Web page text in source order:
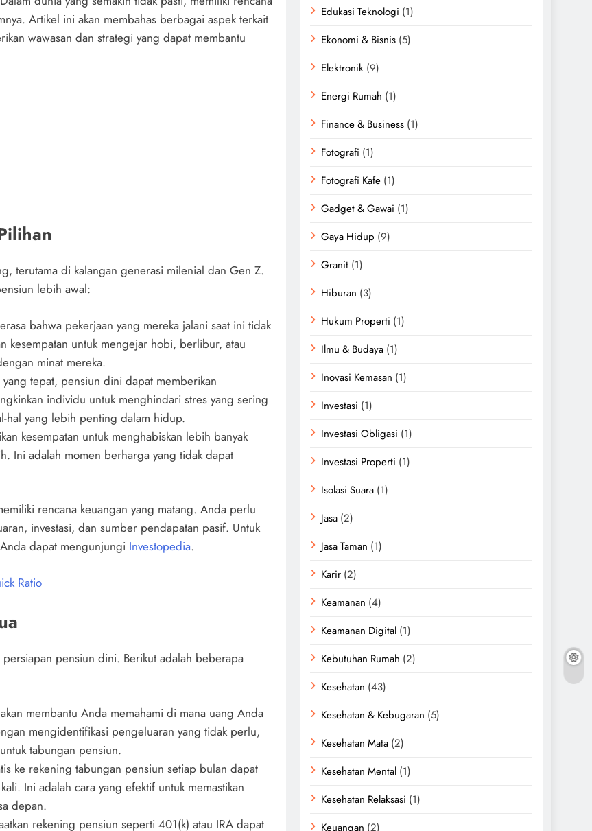
Artikel ini akan membahas berbagai aspek terkait
wawasan dan strategi yang dapat membantu
terutama di kalangan generasi milenial dan Gen Z.
lebih awal:
bahwa pekerjaan yang mereka jalani saat ini tidak
kesempatan untuk mengejar hobi, berlibur, atau
minat mereka.
tepat, pensiun dini dapat memberikan
individu untuk menghindari stres yang sering
hal yang lebih penting dalam hidup.
kesempatan untuk menghabiskan lebih banyak
Ini adalah momen berharga yang tidak dapat
rencana keuangan yang matang. Anda perlu
investasi, dan sumber pendapatan pasif. Untuk
dapat mengunjungi Investopedia.
Ratio
pensiun dini. Berikut adalah beberapa
membantu Anda memahami di mana uang Anda
mengidentifikasi pengeluaran yang tidak perlu,
tabungan pensiun.
ke rekening tabungan pensiun setiap bulan dapat
Ini adalah cara yang efektif untuk memastikan
depan.
rekening pensiun seperti 401(k) atau IRA dapat
Edukasi Teknologi (1)
Ekonomi & Bisnis (5)
Elektronik (9)
Energi Rumah (1)
Finance & Business (1)
Fotografi (1)
Fotografi Kafe (1)
Gadget & Gawai (1)
Gaya Hidup (9)
Granit (1)
Hiburan (3)
Hukum Properti (1)
Ilmu & Budaya (1)
Inovasi Kemasan (1)
Investasi (1)
Investasi Obligasi (1)
Investasi Properti (1)
Isolasi Suara (1)
Jasa (2)
Jasa Taman (1)
Karir (2)
Keamanan (4)
Keamanan Digital (1)
Kebutuhan Rumah (2)
Kesehatan (43)
Kesehatan & Kebugaran (5)
Kesehatan Mata (2)
Kesehatan Mental (1)
Kesehatan Relaksasi (1)
Keuangan (2)